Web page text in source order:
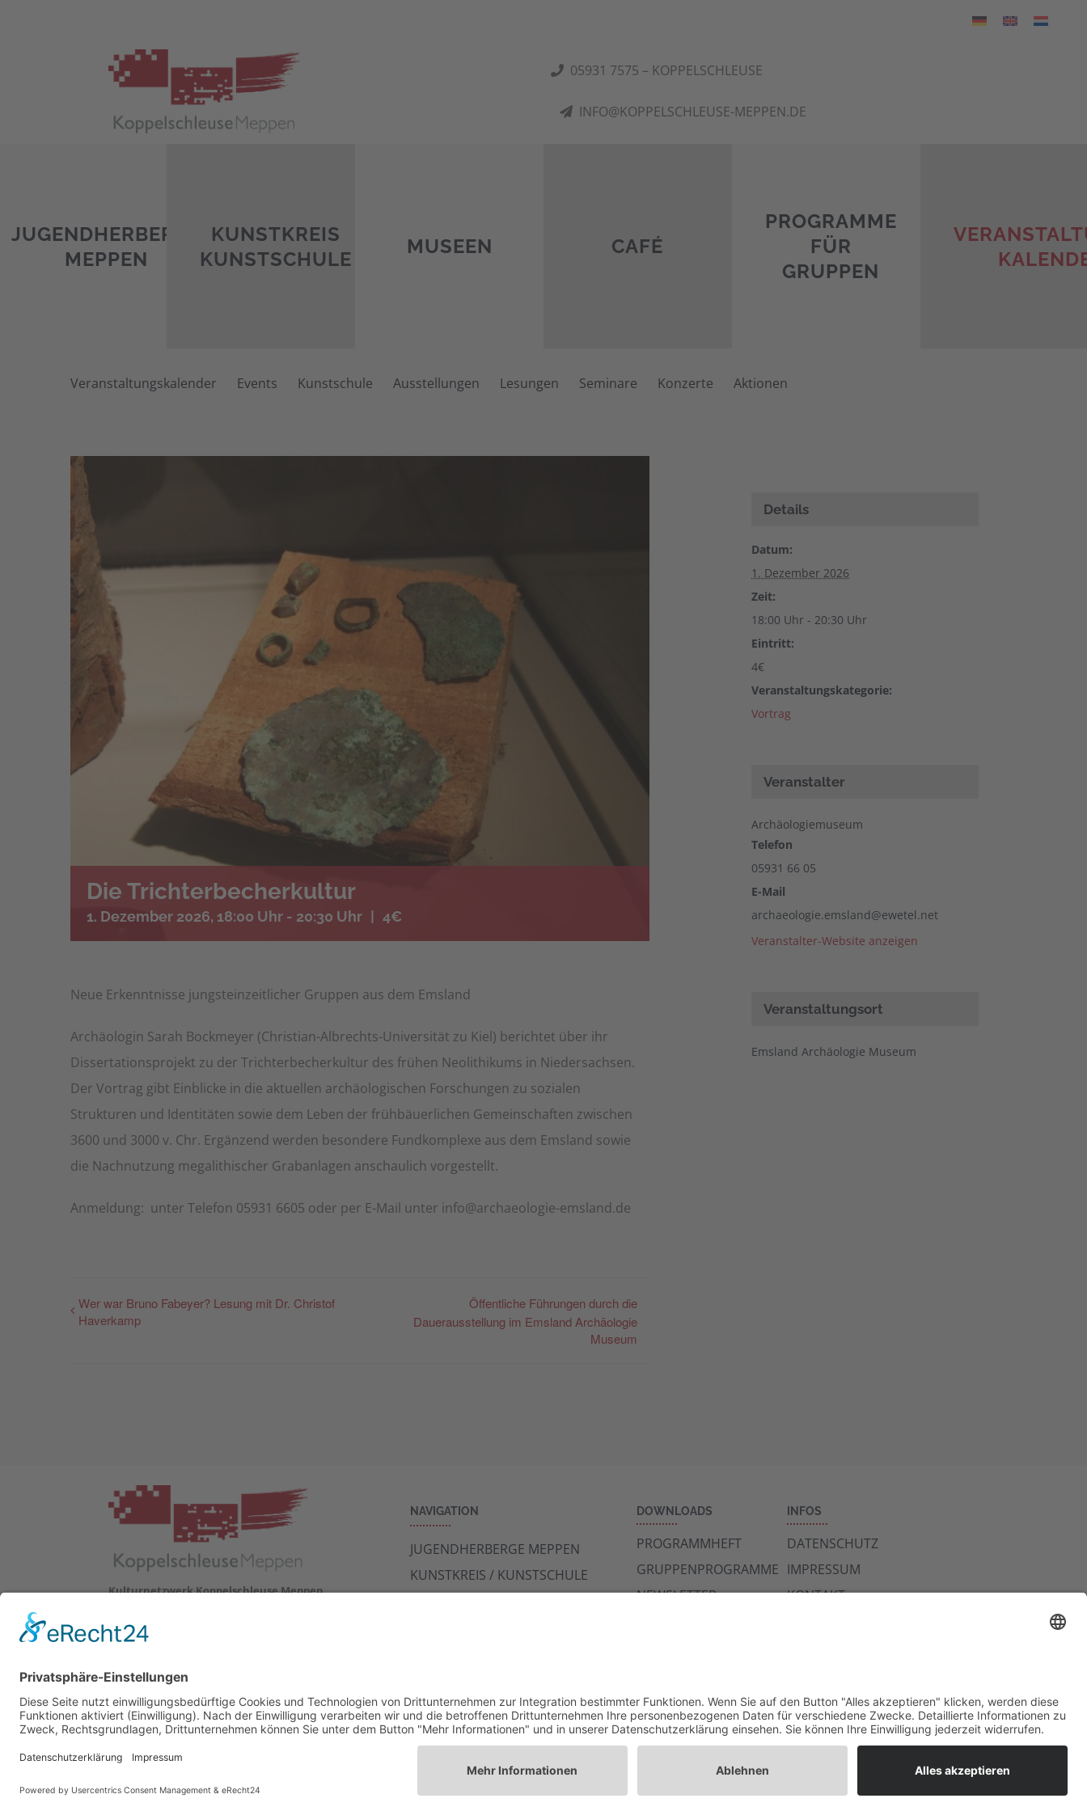
05931 7575 – KOPPELSCHLEUSE
INFO@KOPPELSCHLEUSE-MEPPEN.DE
JUGENDHERBERGE
MEPPEN
KUNSTKREIS
KUNSTSCHULE
MUSEEN CAFÉ
PROGRAMME
FÜR
GRUPPEN
Veranstaltungskalender Events Kunstschule Ausstellungen Lesungen Seminare Konzerte Aktionen
Die Trichterbecherkultur
1. Dezember 2026, 18:00 Uhr - 20:30 Uhr 4€
Neue Erkenntnisse jungsteinzeitlicher Gruppen aus dem Emsland
Archäologin Sarah Bockmeyer (Christian-Albrechts-Universität zu Kiel) berichtet über ihr
Dissertationsprojekt zu der Trichterbecherkultur des frühen Neolithikums in Niedersachsen.
Der Vortrag gibt Einblicke in die aktuellen archäologischen Forschungen zu sozialen
Strukturen und Identitäten sowie dem Leben der frühbäuerlichen Gemeinschaften zwischen
3600 und 3000 v. Chr. Ergänzend werden besondere Fundkomplexe aus dem Emsland sowie
die Nachnutzung megalithischer Grabanlagen anschaulich vorgestellt.
Anmeldung: unter Telefon 05931 6605 oder per E-Mail unter info@archaeologie-emsland.de
Wer war Bruno Fabeyer? Lesung mit Dr. Christof
Haverkamp
Öffentliche Führungen durch die
Dauerausstellung im Emsland Archäologie
Museum
Details
Datum:
1. Dezember 2026
Zeit:
18:00 Uhr - 20:30 Uhr
Eintritt:
4€
Veranstaltungskategorie:
Vortrag
Veranstalter
Archäologiemuseum
Telefon
05931 66 05
E-Mail
archaeologie.emsland@ewetel.net
Veranstalter-Website anzeigen
Veranstaltungsort
Emsland Archäologie Museum
Kulturnetzwerk Koppelschleuse Meppen
DE 49716 Meppen
Tel.:05931 7575
www.koppelschleuse-meppen.de
NAVIGATION
JUGENDHERBERGE MEPPEN
KUNSTKREIS / KUNSTSCHULE
VERANSTALTUNGSKALENDER
KONTAKT
DOWNLOADS
PROGRAMMHEFT
GRUPPENPROGRAMME
NEWSLETTER
INFOS
DATENSCHUTZ
IMPRESSUM
KONTAKT